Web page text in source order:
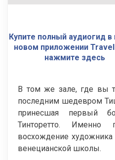
Купите полный аудиогид
новом приложении
нажмите здесь
В том же зале, где вы
последним шедевром
принесшая первый
Тинторетто. Именно
восхождение
венецианской школы.